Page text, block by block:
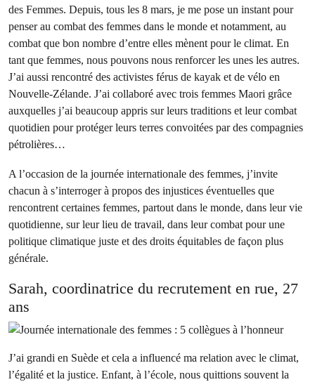
des Femmes. Depuis, tous les 8 mars, je me pose un instant pour
penser au combat des femmes dans le monde et notamment, au
combat que bon nombre d’entre elles mènent pour le climat. En
tant que femmes, nous pouvons nous renforcer les unes les autres.
J’ai aussi rencontré des activistes férus de kayak et de vélo en
Nouvelle-Zélande. J’ai collaboré avec trois femmes Maori grâce
auxquelles j’ai beaucoup appris sur leurs traditions et leur combat
quotidien pour protéger leurs terres convoitées par des compagnies
pétrolières…
A l’occasion de la journée internationale des femmes, j’invite
chacun à s’interroger à propos des injustices éventuelles que
rencontrent certaines femmes, partout dans le monde, dans leur vie
quotidienne, sur leur lieu de travail, dans leur combat pour une
politique climatique juste et des droits équitables de façon plus
générale.
Sarah, coordinatrice du recrutement en rue, 27
ans
J’ai grandi en Suède et cela a influencé ma relation avec le climat,
l’égalité et la justice. Enfant, à l’école, nous quittions souvent la